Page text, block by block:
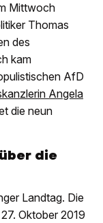
Mittwoch
Thomas
des
kam
AfD
Angela
die neun
die
Landtag. Die
Oktober 2019